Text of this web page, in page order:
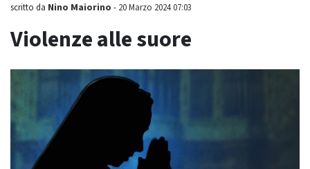
scritto da Nino Maiorino - 20 Marzo 2024 07:03
Violenze alle suore